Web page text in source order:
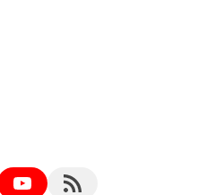
YouTubeRSS Feed